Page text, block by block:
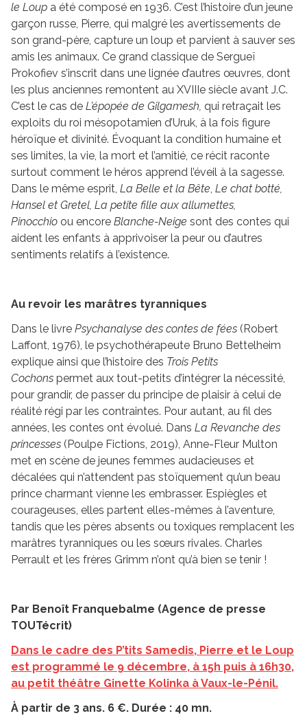
le Loup a été composé en 1936. C’est l’histoire d’un jeune
garçon russe, Pierre, qui malgré les avertissements de
son grand-père, capture un loup et parvient à sauver ses
amis les animaux. Ce grand classique de Sergueï
Prokofiev s’inscrit dans une lignée d’autres œuvres, dont
les plus anciennes remontent au XVIIIe siècle avant J.C.
C’est le cas de L’épopée de Gilgamesh, qui retraçait les
exploits du roi mésopotamien d’Uruk, à la fois figure
héroïque et divinité. Évoquant la condition humaine et
ses limites, la vie, la mort et l’amitié, ce récit raconte
surtout comment le héros apprend l’éveil à la sagesse.
Dans le même esprit, La Belle et la Bête, Le chat botté,
Hansel et Gretel, La petite fille aux allumettes,
Pinocchio ou encore Blanche-Neige sont des contes qui
aident les enfants à apprivoiser la peur ou d’autres
sentiments relatifs à l’existence.
Au revoir les marâtres tyranniques
Dans le livre Psychanalyse des contes de fées (Robert
Laffont, 1976), le psychothérapeute Bruno Bettelheim
explique ainsi que l’histoire des Trois Petits
Cochons permet aux tout-petits d’intégrer la nécessité,
pour grandir, de passer du principe de plaisir à celui de
réalité régi par les contraintes. Pour autant, au fil des
années, les contes ont évolué. Dans La Revanche des
princesses (Poulpe Fictions, 2019), Anne-Fleur Multon
met en scène de jeunes femmes audacieuses et
décalées qui n’attendent pas stoïquement qu’un beau
prince charmant vienne les embrasser. Espiègles et
courageuses, elles partent elles-mêmes à l’aventure,
tandis que les pères absents ou toxiques remplacent les
marâtres tyranniques ou les sœurs rivales. Charles
Perrault et les frères Grimm n’ont qu’à bien se tenir !
Par Benoît Franquebalme (Agence de presse
TOUTécrit)
Dans le cadre des P’tits Samedis, Pierre et le Loup
est programmé le 9 décembre, à 15h puis à 16h30,
au petit théâtre Ginette Kolinka à Vaux-le-Pénil.
À partir de 3 ans. 6 €. Durée : 40 mn.